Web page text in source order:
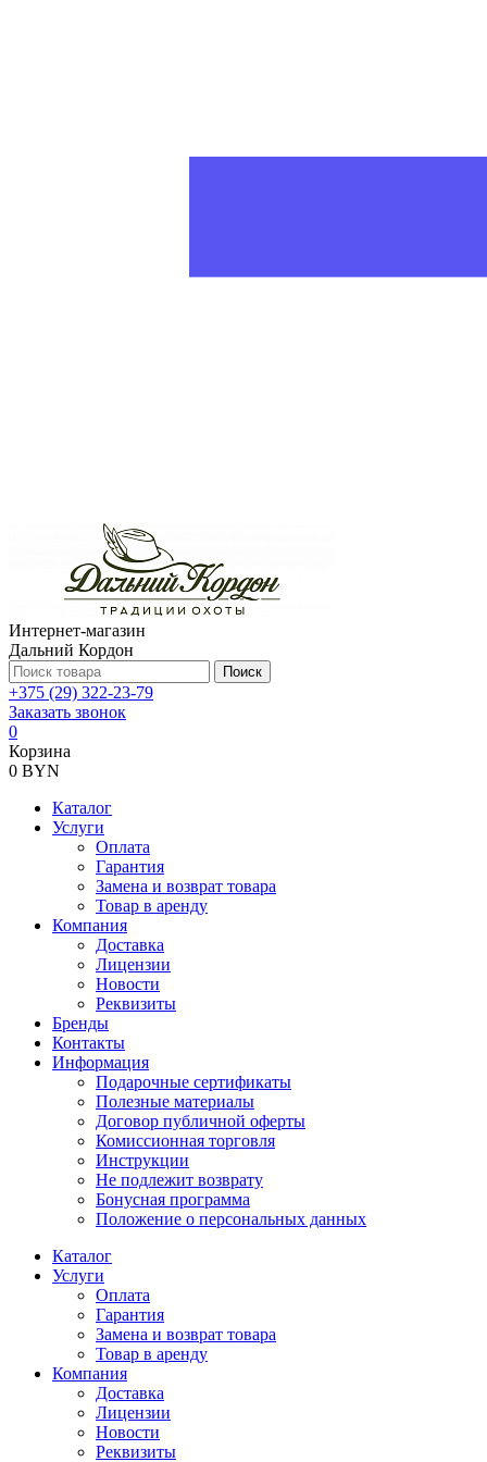
Интернет-магазин
Дальний Кордон
Поиск
+375 (29) 322-23-79
Заказать звонок
0
Корзина
0 BYN
Каталог
Услуги
Оплата
Гарантия
Замена и возврат товара
Товар в аренду
Компания
Доставка
Лицензии
Новости
Реквизиты
Бренды
Контакты
Информация
Подарочные сертификаты
Полезные материалы
Договор публичной оферты
Комиссионная торговля
Инструкции
Не подлежит возврату
Бонусная программа
Положение о персональных данных
Каталог
Услуги
Оплата
Гарантия
Замена и возврат товара
Товар в аренду
Компания
Доставка
Лицензии
Новости
Реквизиты